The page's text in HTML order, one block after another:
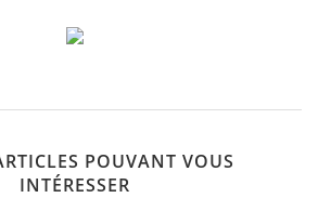
POUVANT VOUS
INTÉRESSER